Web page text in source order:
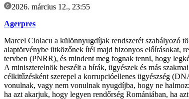
2026. március 12., 23:55
Agerpres
Marcel Ciolacu a különnyugdíjak rendszerét szabályozó
alaptörvénybe ütközőnek ítél majd bizonyos előírásokat,
tervben (PNRR), és mindent meg fognak tenni, hogy
A miniszterelnök beszélt a bírák, ügyészek és más
célkitűzésként szerepel a korrupcióellenes ügyészség
vonulnak, vagy nem vonulnak nyugdíjba, hogy ne
ha azt akarjuk, hogy legyen rendőrség Romániában, ha